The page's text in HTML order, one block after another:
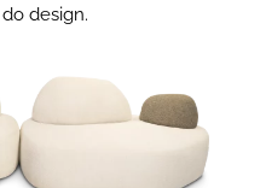
design.